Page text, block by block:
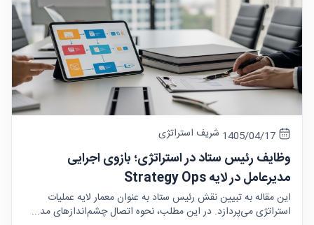
شریف استراتژی
وظایف رئیس ستاد در استراتژی؛ بازوی اجرایی
مدیرعامل در لایه Strategy Ops
این مقاله به تبیین نقش رئیس ستاد به عنوان معمار لایه عملیات
استراتژی می‌پردازد. در این مطلب، نحوه اتصال چشم‌اندازهای مد...